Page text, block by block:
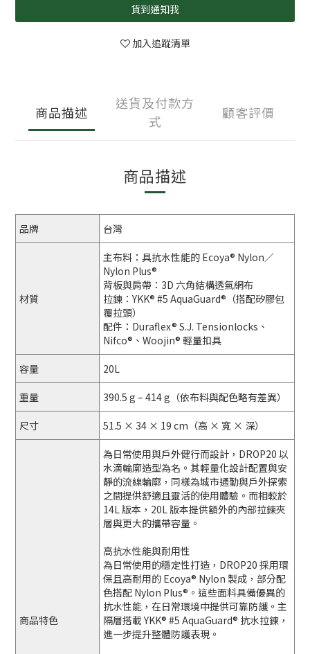
貨到通知我
加入追蹤清單
商品描述
送貨及付款方
式
顧客評價
商品描述
品牌 台灣
材質
主布料：具抗水性能的 Ecoya® Nylon／
Nylon Plus®
背板與肩帶：3D 六角結構透氣網布
拉鍊：YKK® #5 AquaGuard®（搭配矽膠包
覆拉頭）
配件：Duraflex® S.J. Tensionlocks、
Nifco®、Woojin® 輕量扣具
容量 20L
重量 390.5 g – 414 g（依布料與配色略有差異）
尺寸 51.5 × 34 × 19 cm（高 × 寬 × 深）
商品特色
為日常使用與戶外健行而設計，DROP20 以
水滴輪廓造型為名。其輕量化設計配置與安
靜的流線輪廓，同樣為城市通勤與戶外探索
之間提供舒適且靈活的使用體驗。而相較於
14L 版本，20L 版本提供額外的內部拉鍊夾
層與更大的攜帶容量。
高抗水性能與耐用性
為日常使用的穩定性打造，DROP20 採用環
保且高耐用的 Ecoya® Nylon 製成，部分配
色搭配 Nylon Plus®。這些面料具備優異的
抗水性能，在日常環境中提供可靠防護。主
隔層搭載 YKK® #5 AquaGuard® 抗水拉鍊，
進一步提升整體防護表現。